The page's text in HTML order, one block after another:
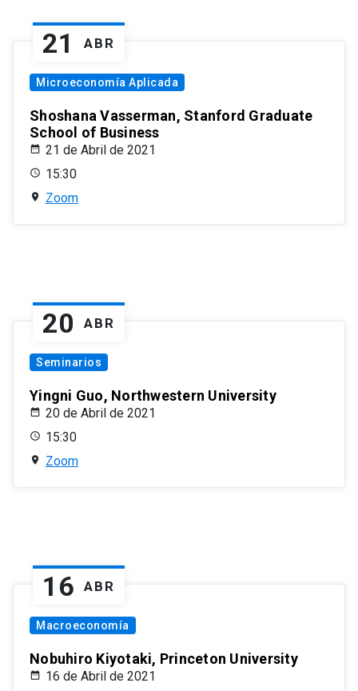
21 ABR
Microeconomía Aplicada
Shoshana Vasserman, Stanford Graduate
School of Business
21 de Abril de 2021
15:30
Zoom
20 ABR
Seminarios
Yingni Guo, Northwestern University
20 de Abril de 2021
15:30
Zoom
16 ABR
Macroeconomía
Nobuhiro Kiyotaki, Princeton University
16 de Abril de 2021